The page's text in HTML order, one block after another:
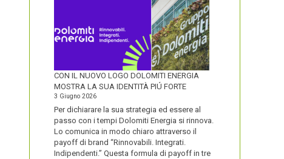
CON IL NUOVO LOGO DOLOMITI ENERGIA
MOSTRA LA SUA IDENTITÀ PIÚ FORTE
3 Giugno 2026
Per dichiarare la sua strategia ed essere al
passo con i tempi Dolomiti Energia si rinnova.
Lo comunica in modo chiaro attraverso il
payoff di brand “Rinnovabili. Integrati.
Indipendenti.” Questa formula di payoff in tre